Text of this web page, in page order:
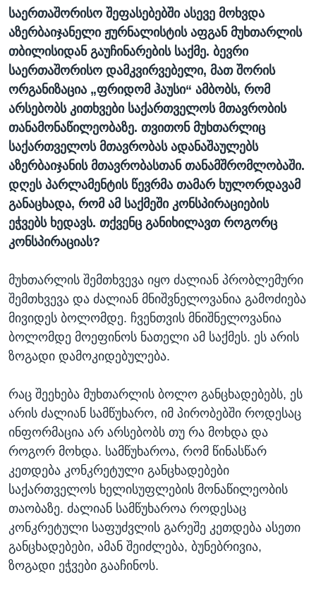
საერთაშორისო შეფასებებში ასევე მოხვდა
აზერბაიჯანელი ჟურნალისტის აფგან მუხთარლის
თბილისიდან გაუჩინარების საქმე. ბევრი
საერთაშორისო დამკვირვებელი, მათ შორის
ორგანიზაცია „ფრიდომ ჰაუსი“ ამბობს, რომ
არსებობს კითხვები საქართველოს მთავრობის
თანამონაწილეობაზე. თვითონ მუხთარლიც
საქართველოს მთავრობას ადანაშაულებს
აზერბაიჯანის მთავრობასთან თანამშრომლობაში.
დღეს პარლამენტის წევრმა თამარ ხულორდავამ
განაცხადა, რომ ამ საქმეში კონსპირაციების
ეჭვებს ხედავს. თქვენც განიხილავთ როგორც
კონსპირაციას?
მუხთარლის შემთხვევა იყო ძალიან პრობლემური
შემთხვევა და ძალიან მნიშვნელოვანია გამოძიება
მივიდეს ბოლომდე. ჩვენთვის მნიშნელოვანია
ბოლომდე მოეფინოს ნათელი ამ საქმეს. ეს არის
ზოგადი დამოკიდებულება.
რაც შეეხება მუხთარლის ბოლო განცხადებებს, ეს
არის ძალიან სამწუხარო, იმ პირობებში როდესაც
ინფორმაცია არ არსებობს თუ რა მოხდა და
როგორ მოხდა. სამწუხაროა, რომ წინასწარ
კეთდება კონკრეტული განცხადებები
საქართველოს ხელისუფლების მონაწილეობის
თაობაზე. ძალიან სამწუხაროა როდესაც
კონკრეტული საფუძვლის გარეშე კეთდება ასეთი
განცხადებები, ამან შეიძლება, ბუნებრივია,
ზოგადი ეჭვები გააჩინოს.